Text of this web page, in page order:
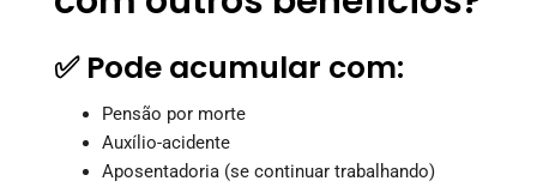
✅ Pode acumular com:
Pensão por morte
Auxílio-acidente
Aposentadoria (se continuar trabalhando)